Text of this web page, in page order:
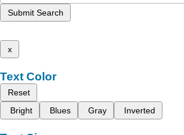
Submit Search
x
Text Color
Reset
Bright
Blues Gray Inverted